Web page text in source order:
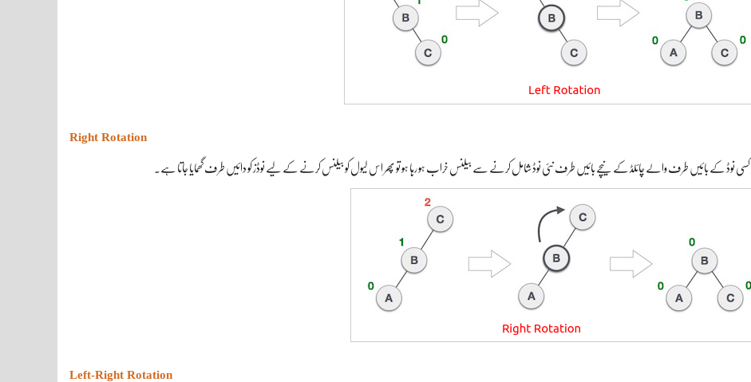
Right Rotation
کسی نوڈ کے بائیں طرف والے چائلڈ کے نیچے بائیں طرف نئی نوڈ شامل کرنے سے بیلنس خراب ہو رہا ہو تو پھر اس لیول کو بیلنس کرنے کے لیے نوڈز کو دائیں طرف گھمایا جاتا ہے۔
Left-Right Rotation